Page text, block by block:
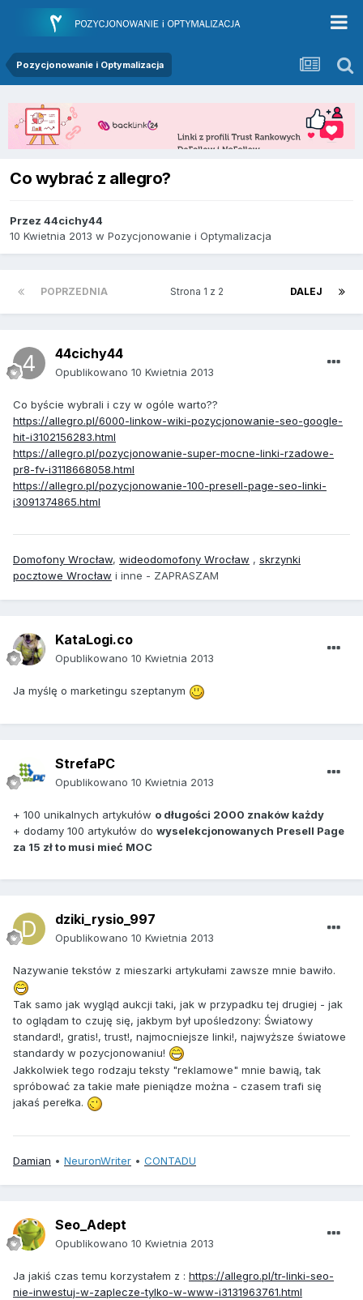
Pozycjonowanie i Optymalizacja
Co wybrać z allegro?
Przez 44cichy44
10 Kwietnia 2013 w Pozycjonowanie i Optymalizacja
POPRZEDNIA DALEJ
Strona 1 z 2
44cichy44
Opublikowano 10 Kwietnia 2013
Co byście wybrali i czy w ogóle warto??
https://allegro.pl/6000-linkow-wiki-pozycjonowanie-seo-google-
hit-i3102156283.html
https://allegro.pl/pozycjonowanie-super-mocne-linki-rzadowe-
pr8-fv-i3118668058.html
https://allegro.pl/pozycjonowanie-100-presell-page-seo-linki-
i3091374865.html
Domofony Wrocław, wideodomofony Wrocław , skrzynki
pocztowe Wrocław i inne - ZAPRASZAM
KataLogi.co
Opublikowano 10 Kwietnia 2013
Ja myślę o marketingu szeptanym
StrefaPC
Opublikowano 10 Kwietnia 2013
+ 100 unikalnych artykułów o długości 2000 znaków każdy
+ dodamy 100 artykułów do wyselekcjonowanych Presell Page
za 15 zł to musi mieć MOC
dziki_rysio_997
Opublikowano 10 Kwietnia 2013
Nazywanie tekstów z mieszarki artykułami zawsze mnie bawiło.
Tak samo jak wygląd aukcji taki, jak w przypadku tej drugiej - jak
to oglądam to czuję się, jakbym był upośledzony: Światowy
standard!, gratis!, trust!, najmocniejsze linki!, najwyższe światowe
standardy w pozycjonowaniu!
Jakkolwiek tego rodzaju teksty "reklamowe" mnie bawią, tak
spróbować za takie małe pieniądze można - czasem trafi się
jakaś perełka.
Damian • NeuronWriter • CONTADU
Seo_Adept
Opublikowano 10 Kwietnia 2013
Ja jakiś czas temu korzystałem z : https://allegro.pl/tr-linki-seo-
nie-inwestuj-w-zaplecze-tylko-w-www-i3131963761.html